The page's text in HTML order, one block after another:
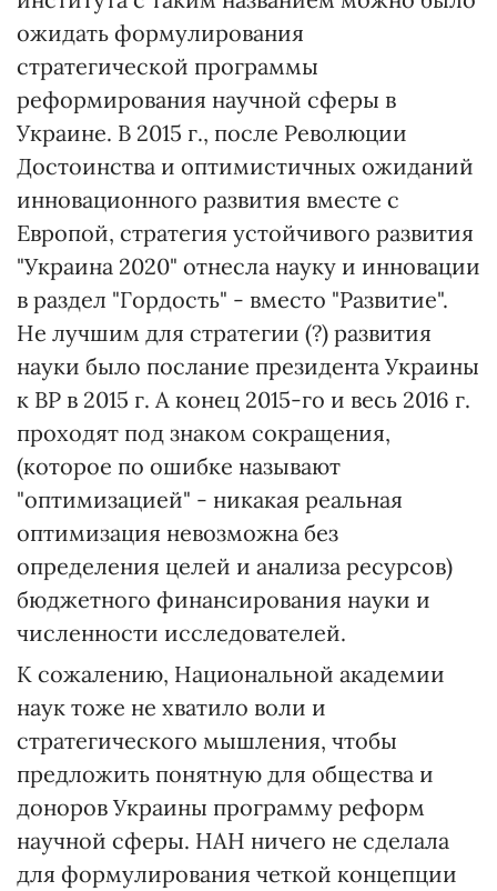
ожидать формулирования
стратегической программы
реформирования научной сферы в
Украине. В 2015 г., после Революции
Достоинства и оптимистичных ожиданий
инновационного развития вместе с
Европой, стратегия устойчивого развития
"Украина 2020" отнесла науку и инновации
в раздел "Гордость" - вместо "Развитие".
Не лучшим для стратегии (?) развития
науки было послание президента Украины
к ВР в 2015 г. А конец 2015-го и весь 2016 г.
проходят под знаком сокращения,
(которое по ошибке называют
"оптимизацией" - никакая реальная
оптимизация невозможна без
определения целей и анализа ресурсов)
бюджетного финансирования науки и
численности исследователей.
К сожалению, Национальной академии
наук тоже не хватило воли и
стратегического мышления, чтобы
предложить понятную для общества и
доноров Украины программу реформ
научной сферы. НАН ничего не сделала
для формулирования четкой концепции